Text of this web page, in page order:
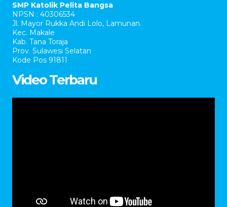
SMP Katolik Pelita Bangsa
NPSN : 40306534
Jl. Mayor Rukka Andi Lolo, Lamunan.
Kec. Makale
Kab. Tana Toraja
Prov. Sulawesi Selatan
Kode Pos 91811
Video Terbaru